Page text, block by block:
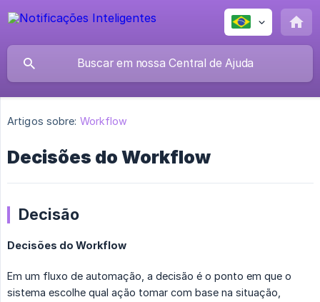
Artigos sobre: Workflow
Decisões do Workflow
Decisão
Decisões do Workflow
Em um fluxo de automação, a decisão é o ponto em que o
sistema escolhe qual ação tomar com base na situação,